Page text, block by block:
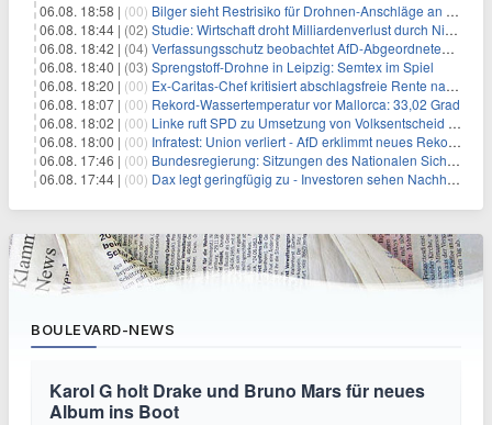
06.08. 18:58 | (00) Bilger sieht Restrisiko für Drohnen-Anschläge an Flughäfen
06.08. 18:44 | (02) Studie: Wirtschaft droht Milliardenverlust durch Niedrigwasser
06.08. 18:42 | (04) Verfassungsschutz beobachtet AfD-Abgeordneten Nolte
06.08. 18:40 | (03) Sprengstoff-Drohne in Leipzig: Semtex im Spiel
06.08. 18:20 | (00) Ex-Caritas-Chef kritisiert abschlagsfreie Rente nach 45 Jahren
06.08. 18:07 | (00) Rekord-Wassertemperatur vor Mallorca: 33,02 Grad
06.08. 18:02 | (00) Linke ruft SPD zu Umsetzung von Volksentscheid auf
06.08. 18:00 | (00) Infratest: Union verliert - AfD erklimmt neues Rekordhoch
06.08. 17:46 | (00) Bundesregierung: Sitzungen des Nationalen Sicherheitsrates geheim
06.08. 17:44 | (00) Dax legt geringfügig zu - Investoren sehen Nachholpotenzial
BOULEVARD-NEWS
Karol G holt Drake und Bruno Mars für neues
Album ins Boot